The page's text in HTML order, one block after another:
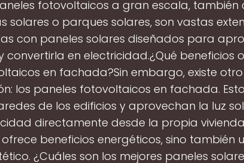
fotovoltaicos a gran escala, también
solares o parques solares, son vastas
con paneles solares diseñados para
convertirla en electricidad.¿Qué beneficios
en fachada?Sin embargo, existe
los paneles fotovoltaicos en fachada.
de los edificios y aprovechan la luz
directamente desde la propia
beneficios energéticos, sino también
¿Cuáles son los mejores paneles